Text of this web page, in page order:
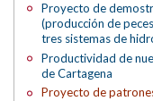
Proyecto de
(producción de
tres sistemas de
Productividad de
de Cartagena
Proyecto de